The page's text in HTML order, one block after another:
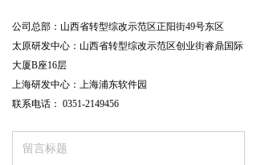
公司总部：山西省转型综改示范区正阳街49号东区
太原研发中心：山西省转型综改示范区创业街睿鼎国际
大厦B座16层
上海研发中心：上海浦东软件园
联系电话： 0351-2149456